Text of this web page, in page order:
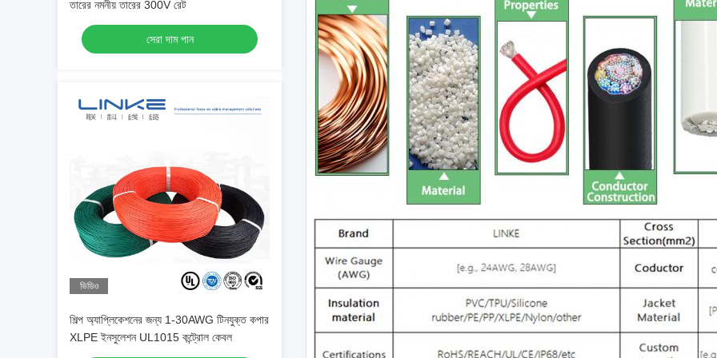
তারের নমনীয় তারের 300V রেট
সেরা দাম পান
ভিডিও
শিল্প অ্যাপ্লিকেশনের জন্য 1-30AWG টিনযুক্ত কপার
XLPE ইনসুলেশন UL1015 কন্ট্রোল কেবল